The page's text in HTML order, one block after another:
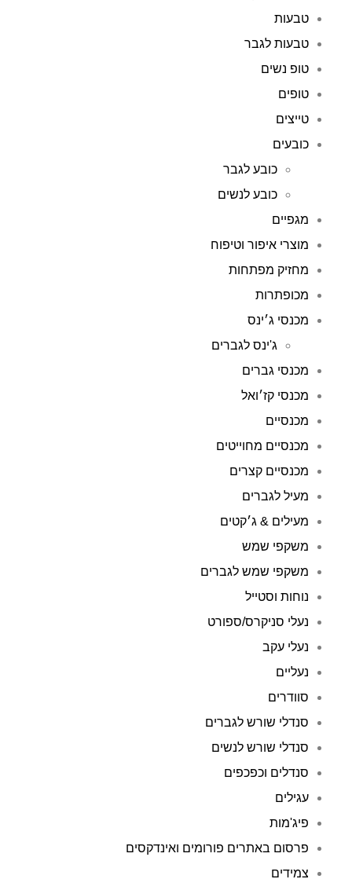
טבעות
טבעות לגבר
טופ נשים
טופים
טייצים
כובעים
כובע לגבר
כובע לנשים
מגפיים
מוצרי איפור וטיפוח
מחזיק מפתחות
מכופתרות
מכנסי ג׳ינס
ג'ינס לגברים
מכנסי גברים
מכנסי קז׳ואל
מכנסיים
מכנסיים מחוייטים
מכנסיים קצרים
מעיל לגברים
מעילים & ג׳קטים
משקפי שמש
משקפי שמש לגברים
נוחות וסטייל
נעלי סניקרס/ספורט
נעלי עקב
נעליים
סוודרים
סנדלי שורש לגברים
סנדלי שורש לנשים
סנדלים וכפכפים
עגילים
פיג'מות
פרסום באתרים פורומים ואינדקסים
צמידים